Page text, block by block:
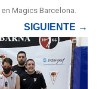
en Magics Barcelona
SIGUIENTE →